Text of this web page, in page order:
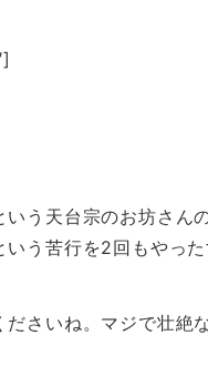
う天台宗のお坊さん
う苦行を2回もやった
さいね。マジで壮絶